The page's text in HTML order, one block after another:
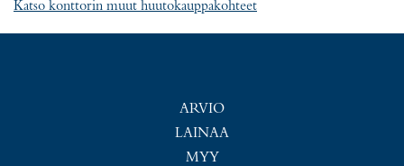
Katso konttorin muut huutokauppakohteet
ARVIO
LAINAA
MYY